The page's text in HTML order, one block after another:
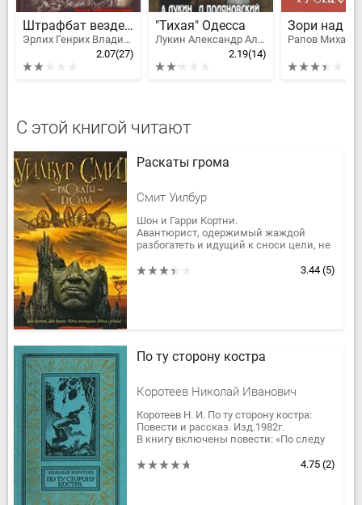
Штрафбат везде штрафбат. Вся трилогия о русском штрафнике Вермахта
Эрлих Генрих Владимирович
2.07(27)
"Тихая" Одесса
Лукин Александр Александрович, Поляновский Дмитрий Иоганович
2.19(14)
Зори над
С этой книгой читают
Раскаты грома
Смит Уилбур
Шон и Гарри Кортни.
Авантюрист, одержимый жаждой
разбогатеть и идущий к сноси цели, не
добросердечный фермер, способный,
3.44 (5)
По ту сторону костра
Коротеев Николай Иванович
Коротеев Н. И. По ту сторону костра:
Повести и рассказ. Изд.1982г.
В книгу включены повести: «По следу
расследовании работниками...
4.75 (2)